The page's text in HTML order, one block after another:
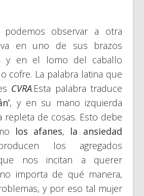
podemos observar a otra
en uno de sus brazos
y en el lomo del caballo
cofre. La palabra latina que
CVRA.Esta palabra traduce
, y en su mano izquierda
repleta de cosas. Esto debe
los afanes, la ansiedad
los agregados
nos incitan a querer
importa de qué manera,
y por eso tal mujer